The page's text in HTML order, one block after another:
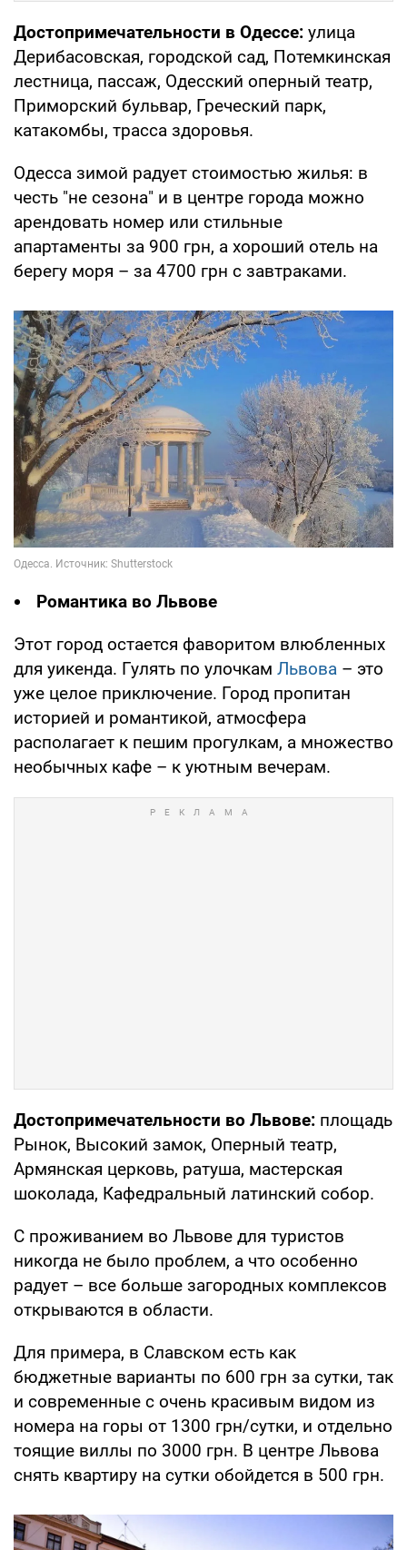
Достопримечательности в Одессе: улица
Дерибасовская, городской сад, Потемкинская
лестница, пассаж, Одесский оперный театр,
Приморский бульвар, Греческий парк,
катакомбы, трасса здоровья.
Одесса зимой радует стоимостью жилья: в
честь "не сезона" и в центре города можно
арендовать номер или стильные
апартаменты за 900 грн, а хороший отель на
берегу моря – за 4700 грн с завтраками.
Романтика во Львове
Этот город остается фаворитом влюбленных
для уикенда. Гулять по улочкам Львова – это
уже целое приключение. Город пропитан
историей и романтикой, атмосфера
располагает к пешим прогулкам, а множество
необычных кафе – к уютным вечерам.
Достопримечательности во Львове: площадь
Рынок, Высокий замок, Оперный театр,
Армянская церковь, ратуша, мастерская
шоколада, Кафедральный латинский собор.
С проживанием во Львове для туристов
никогда не было проблем, а что особенно
радует – все больше загородных комплексов
открываются в области.
Для примера, в Славском есть как
бюджетные варианты по 600 грн за сутки, так
и современные с очень красивым видом из
номера на горы от 1300 грн/сутки, и отдельно
тоящие виллы по 3000 грн. В центре Львова
снять квартиру на сутки обойдется в 500 грн.